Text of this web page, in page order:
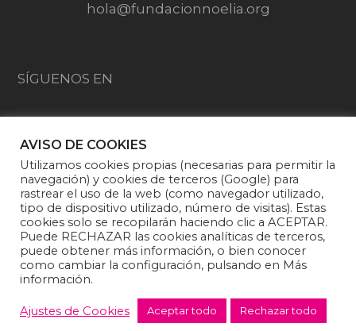
hola@fundacionnoelia.org
SÍGUENOS EN
Fundación Noelia |
Política de cookies·Condiciones generales
de venta y donaciones
AVISO DE COOKIES
Utilizamos cookies propias (necesarias para permitir la
navegación) y cookies de terceros (Google) para
rastrear el uso de la web (como navegador utilizado,
tipo de dispositivo utilizado, número de visitas). Estas
cookies solo se recopilarán haciendo clic a ACEPTAR.
Puede RECHAZAR las cookies analíticas de terceros,
puede obtener más información, o bien conocer
como cambiar la configuración, pulsando en Más
información.
Ajustes de Cookies Aceptar todo Rechazar todo